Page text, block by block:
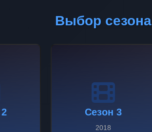
Выбор сезона
Сезон 3
2018